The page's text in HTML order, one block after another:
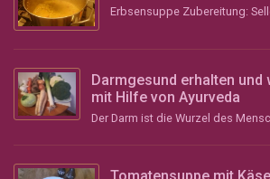
Darmgesund erhalten und
mit Hilfe von Ayurveda